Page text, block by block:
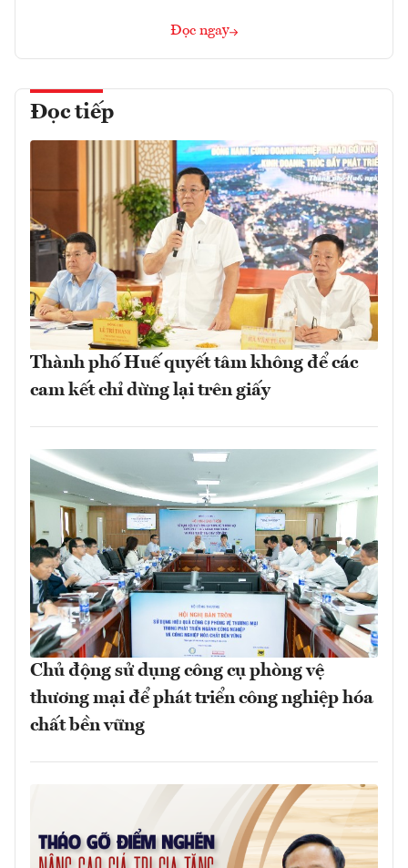
Đọc ngay
Đọc tiếp
Thành phố Huế quyết tâm không để các
cam kết chỉ dừng lại trên giấy
Chủ động sử dụng công cụ phòng vệ
thương mại để phát triển công nghiệp hóa
chất bền vững